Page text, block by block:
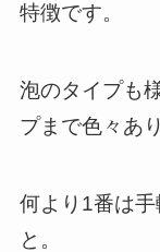
特徴です。
泡のタイプも
プまで色々あ
何より1番は手